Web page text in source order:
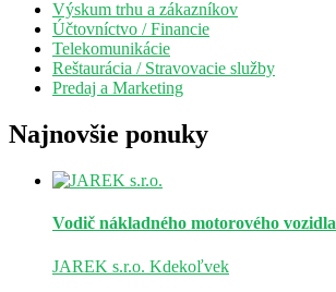
Výskum trhu a zákazníkov
Účtovníctvo / Financie
Telekomunikácie
Reštaurácia / Stravovacie služby
Predaj a Marketing
Najnovšie ponuky
Vodič nákladného motorového vozidla
JAREK s.r.o. Kdekoľvek